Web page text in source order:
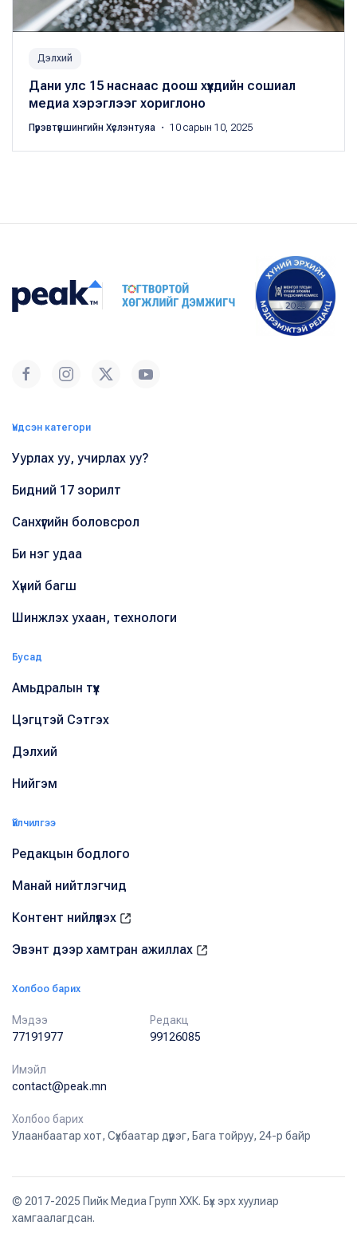
Дэлхий
Дани улс 15 наснаас доош хүүхдийн сошиал
медиа хэрэглээг хориглоно
Пүрэвтүвшингийн Хүслэнтуяа ・ 10 сарын 10, 2025
Үндсэн категори
Уурлах уу, учирлах уу?
Бидний 17 зорилт
Санхүүгийн боловсрол
Би нэг удаа
Хүний багш
Шинжлэх ухаан, технологи
Бусад
Амьдралын түүх
Цэгцтэй Сэтгэх
Дэлхий
Нийгэм
Үйлчилгээ
Редакцын бодлого
Манай нийтлэгчид
Контент нийлүүлэх
Эвэнт дээр хамтран ажиллах
Холбоо барих
Мэдээ
77191977
Редакц
99126085
Имэйл
contact@peak.mn
Холбоо барих
Улаанбаатар хот, Сүхбаатар дүүрэг, Бага тойруу, 24-р байр
© 2017-2025 Пийк Медиа Групп ХХК. Бүх эрх хуулиар
хамгаалагдсан.